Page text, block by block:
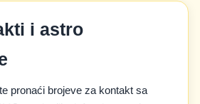
i astro
pronaći brojeve za kontakt sa